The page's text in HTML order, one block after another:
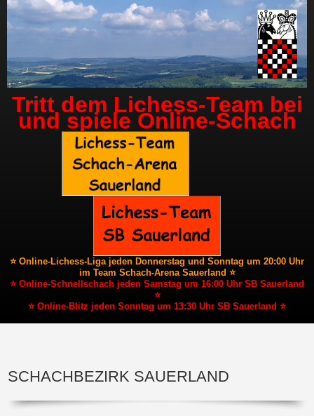
Tritt dem Lichess-Team bei
und spiele Online-Schach
⭐ Online-Lichess-Liga jeden Donnerstag und Sonntag um 20:00 Uhr
im Team Schach-Arena Sauerland ⭐
⭐ Online-Schnellschach jeden Samstag um 16:00 Uhr SB Sauerland
⭐
⭐ Online-Blitz jeden Sonntag um 13:30 Uhr SB Sauerland ⭐
SCHACHBEZIRK SAUERLAND